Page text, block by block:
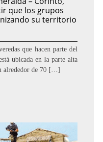
que los grupos
su territorio
que hacen parte del
ubicada en la parte alta
alrededor de 70 […]